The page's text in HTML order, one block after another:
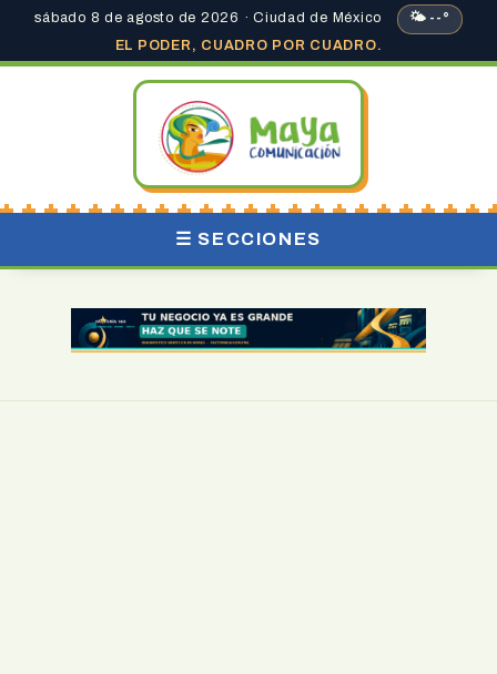
sábado 8 de agosto de 2026 · Ciudad de México
🌤 --°
EL PODER, CUADRO POR CUADRO.
☰ SECCIONES